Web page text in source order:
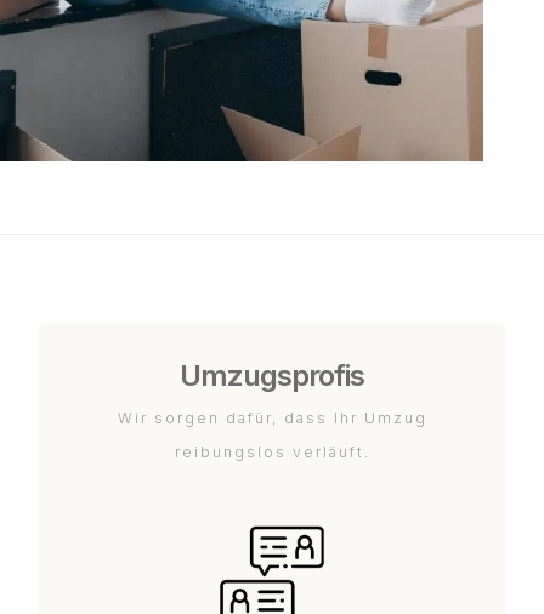
Umzugsprofis
Wir sorgen dafür, dass Ihr Umzug
reibungslos verläuft.